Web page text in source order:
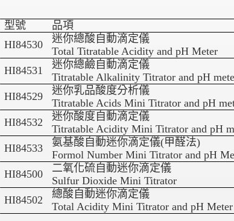
型號 品項
HI84530
迷你總酸自動滴定儀
Total Titratable Acidity and pH Meter
HI84531
迷你總鹼自動滴定儀
Titratable Alkalinity Titrator and pH
HI84529
迷你乳品酸度分析儀
Titratable Acids Mini Titrator and pH
HI84532
迷你酸度自動滴定儀
Titratable Acidity Mini Titrator and pH
HI84533 氨基酸自動迷你滴定儀(甲醛法)
Formol Number Mini Titrator and pH
HI84500
二氧化硫自動迷你滴定儀
Sulfur Dioxide Mini Titrator
HI84502
總酸自動迷你滴定儀
Total Acidity Mini Titrator and pH Meter